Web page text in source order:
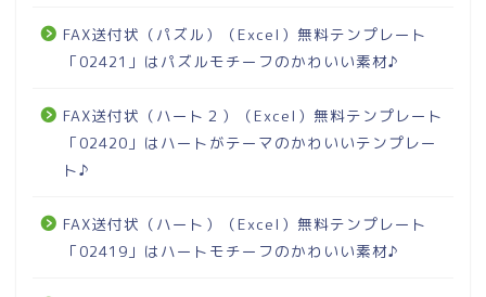
FAX送付状（パズル）（Excel）無料テンプレート
「02421」はパズルモチーフのかわいい素材♪
FAX送付状（ハート２）（Excel）無料テンプレート
「02420」はハートがテーマのかわいいテンプレー
ト♪
FAX送付状（ハート）（Excel）無料テンプレート
「02419」はハートモチーフのかわいい素材♪